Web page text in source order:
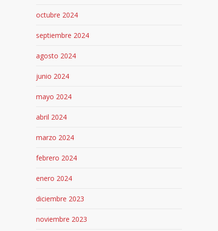
octubre 2024
septiembre 2024
agosto 2024
junio 2024
mayo 2024
abril 2024
marzo 2024
febrero 2024
enero 2024
diciembre 2023
noviembre 2023